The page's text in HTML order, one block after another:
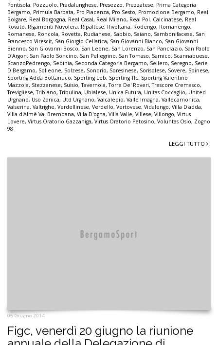
Pontisola, Pozzuolo, Pradalunghese, Presezzo, Prezzatese, Prima Categoria
Bergamo, Primula Barbata, Pro Piacenza, Pro Sesto, Promozione Bergamo, Real
Bolgare, Real Borgogna, Real Casal, Real Milano, Real Pol. Calcinatese, Real
Rovato, Rigamonti Nuvolera, Ripaltese, Rivoltana, Rodengo, Romanengo,
Romanese, Roncola, Rovetta, Rudianese, Sabbio, Saiano, Sambonifacese, San
Francesco Virescit, San Giorgio Cellatica, San Giovanni Bianco, San Giovanni
Bienno, San Giovanni Bosco, San Leone, San Lorenzo, San Pancrazio, San Paolo
D'Argon, San Paolo Soncino, San Pellegrino, San Tomaso, Sarnico, Scannabuese,
ScanzoPedrengo, Sebinia, Seconda Categoria Bergamo, Sellero, Seregno, Serie
D Bergamo, Solleone, Solzese, Sondrio, Soresinese, Sorisolese, Sovere, Spinese,
Sporting Adda Bottanuco, Sporting Leb, Sporting Tlc, Sporting Valentino
Mazzola, Stezzanese, Suisio,Tavernola,Torre De' Roveri,Trescore Cremasco,
Trevigliese,Tribiano,Tribulina, Ubialese, Unica Futura, Unitas Coccaglio, United
Urgnano, Uso Zanica, Utd Urgnano, Valcalepio, Valle Imagna, Vallecamonica,
Valserina, Valtrighe, Verdellinese, Verdello, Vertovese, Vidalengo, Villa D'adda,
Villa d'Almè Val Brembana, Villa D'ogna, Villa Valle, Villese, Villongo, Virtus
Lovere, Virtus Oratorio Gazzaniga, Virtus Oratorio Petosino, Voluntas Osio, Zogno
98
LEGGI TUTTO
05 Giugno 2014
Figc, venerdì 20 giugno la riunione